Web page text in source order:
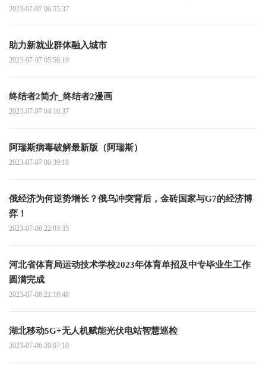
2023-07-07 06:55:37
助力新就业群体融入城市
2023-07-07 05:56:19
终结者2简介_终结者2漫画
2023-07-07 04:10:37
阿瑞斯病毒破解最新版（阿瑞斯）
2023-07-07 00:39:18
俄经济为何逆势增长？俄乌冲突背后，金砖国家与G7的经济博
弈！
2023-07-06 22:03:35
河北省体育局运动技术学校2023年体育单招及中专毕业生工作
圆满完成
2023-07-06 21:10:48
湖北移动5G+无人机赋能光伏电站智慧巡检
2023-07-06 20:07:10